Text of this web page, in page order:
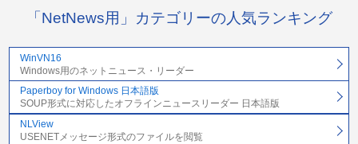
「NetNews用」カテゴリーの人気ランキング
WinVN16
Windows用のネットニュース・リーダー
Paperboy for Windows 日本語版
SOUP形式に対応したオフラインニュースリーダー 日本語版
NLView
USENETメッセージ形式のファイルを閲覧